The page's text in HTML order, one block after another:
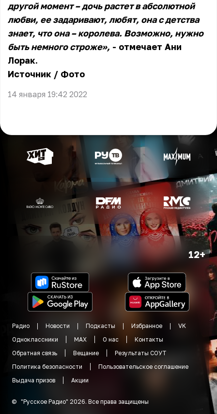
другой момент – дочь растет в абсолютной
любви, ее задаривают, любят, она с детства
знает, что она – королева. Возможно, нужно
быть немного строже», - отмечает Ани
Лорак.
Источник / Фото
14 января 19:42 2022
12+
Радио Новости Подкасты Избранное
VK
Одноклассники
MAX О нас
Контакты
Обратная связь
Вещание
Результаты СОУТ
Политика безопасности
Пользовательское соглашение
Выдача призов
Акции
© "Русское Радио" 2026. Все права защищены